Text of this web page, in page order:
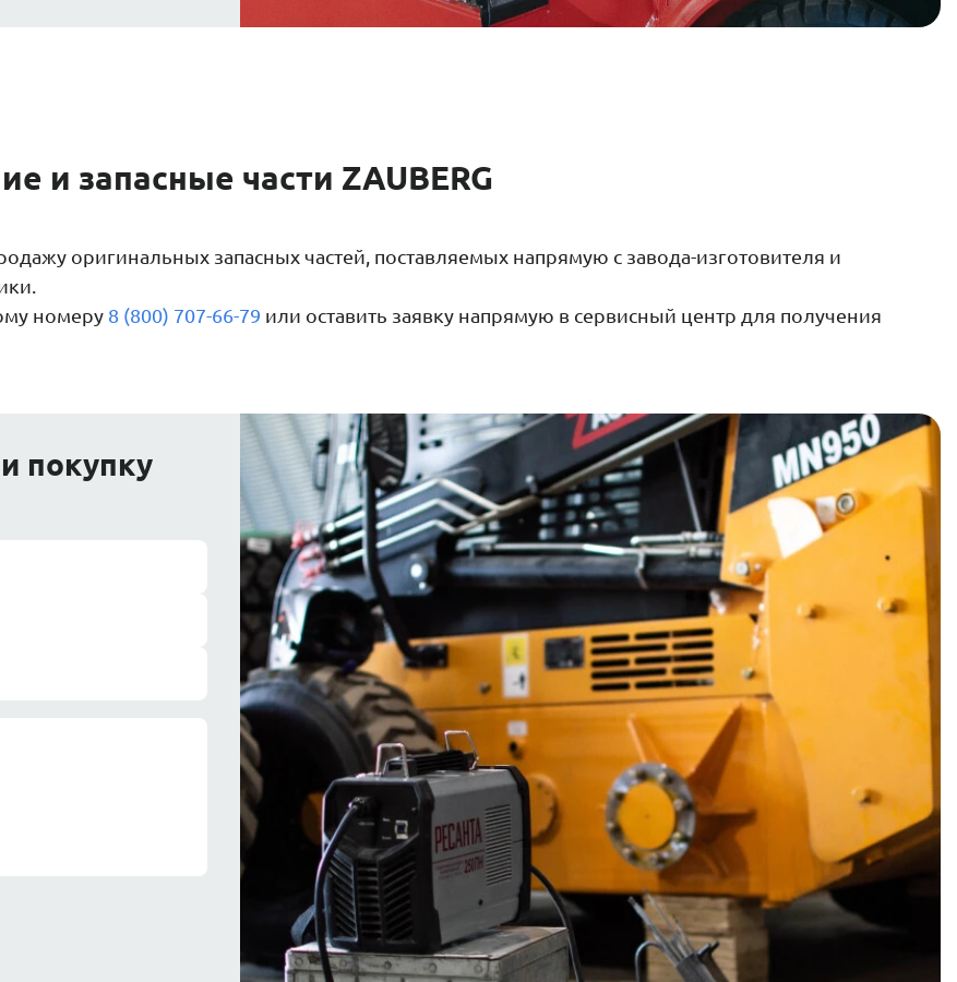
и запасные части ZAUBERG
оригинальных запасных частей, поставляемых напрямую с завода-изготовителя и
номеру 8 (800) 707-66-79 или оставить заявку напрямую в сервисный центр для получения
покупку